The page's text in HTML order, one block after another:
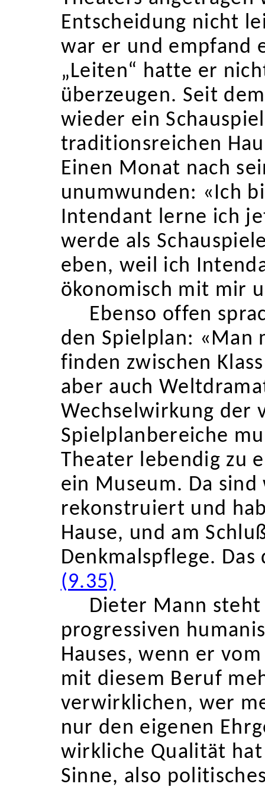
Entscheidung nicht
war er und empfand
„Leiten“ hatte er
überzeugen. Seit
wieder ein
traditionsreichen
Einen Monat nach
unumwunden: «Ich
Intendant lerne ich
werde als
eben, weil ich
ökonomisch mit mir
Ebenso offen
den Spielplan: «Man
finden zwischen
aber auch
Wechselwirkung der
Spielplanbereiche
Theater lebendig zu
ein Museum. Da
rekonstruiert und
Hause, und am
Denkmalspflege.
(9.35)
Dieter Mann
progressiven
Hauses, wenn er
mit diesem Beruf
verwirklichen, wer
nur den eigenen
wirkliche Qualität
Sinne, also